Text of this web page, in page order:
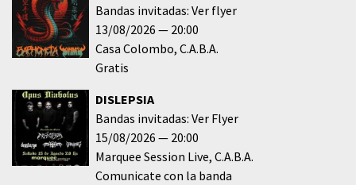
Bandas invitadas: Ver flyer
13/08/2026
20:00
Casa Colombo C.A.B.A.
Gratis
DISLEPSIA
Bandas invitadas: Ver Flyer
15/08/2026
20:00
Marquee Session Live C.A.B.A.
Comunicate con la banda